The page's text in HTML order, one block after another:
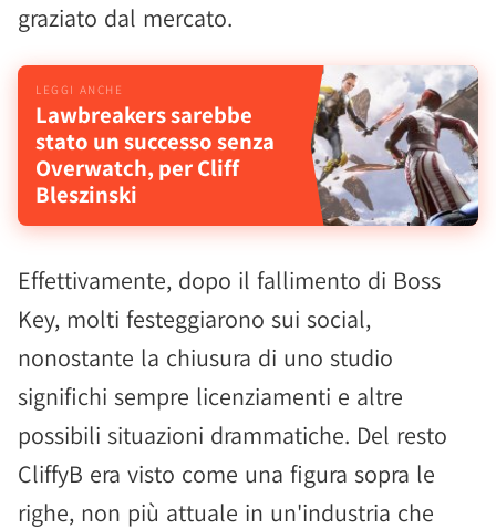
graziato dal mercato.
Lawbreakers sarebbe
stato un successo senza
Overwatch, per Cliff
Bleszinski
Effettivamente, dopo il fallimento di Boss
Key, molti festeggiarono sui social,
nonostante la chiusura di uno studio
significhi sempre licenziamenti e altre
possibili situazioni drammatiche. Del resto
CliffyB era visto come una figura sopra le
righe, non più attuale in un'industria che